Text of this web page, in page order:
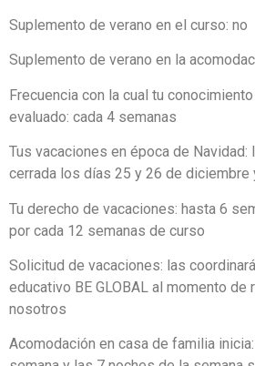
Suplemento de verano en el curso: no
Suplemento de verano en la
Frecuencia con la cual tu
evaluado: cada 4 semanas
Tus vacaciones en época de Navidad:
cerrada los días 25 y 26 de diciembre
Tu derecho de vacaciones: hasta 6
por cada 12 semanas de curso
Solicitud de vacaciones: las
educativo BE GLOBAL al momento de
nosotros
Acomodación en casa de familia